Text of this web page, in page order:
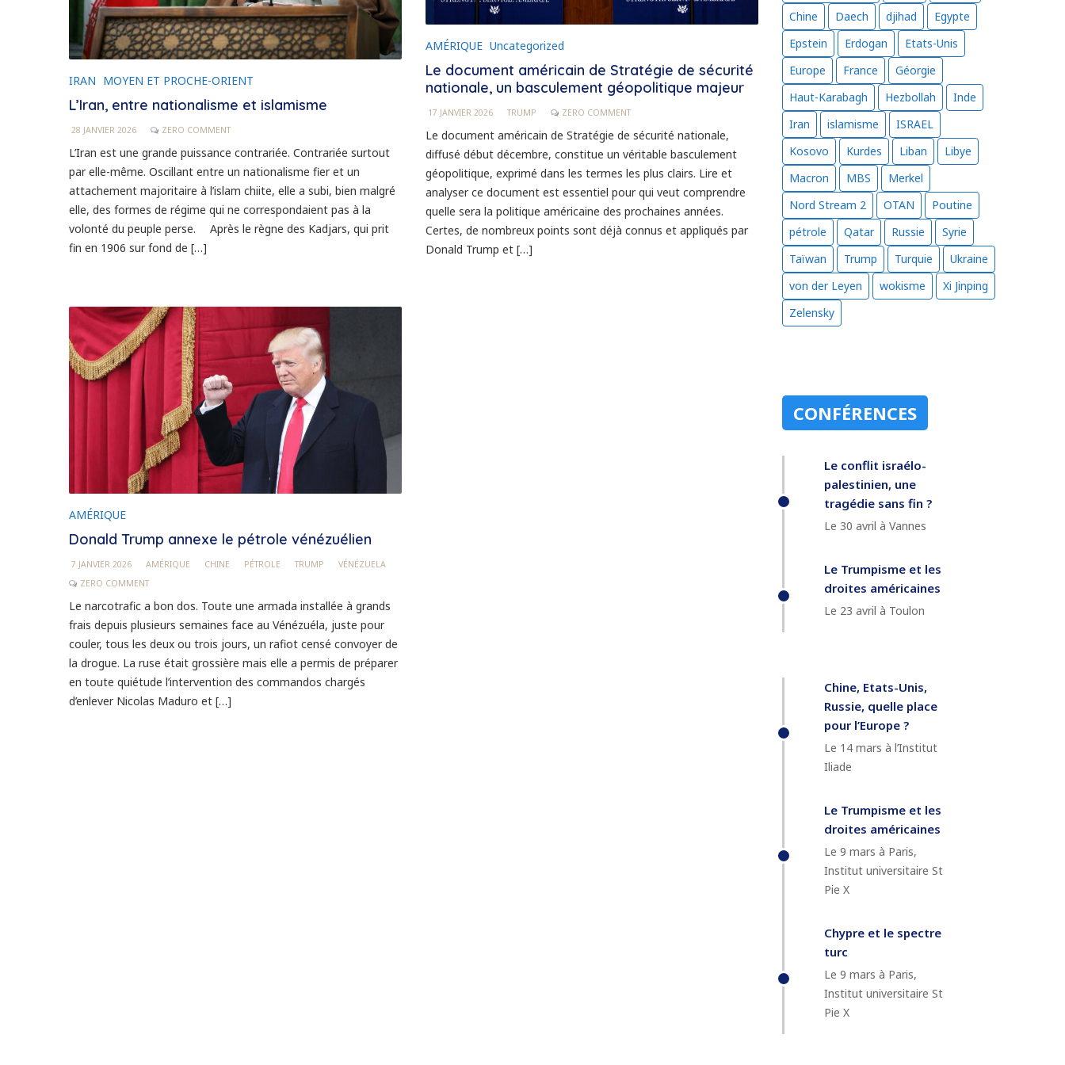
IRAN MOYEN ET PROCHE-ORIENT
L’Iran, entre nationalisme et islamisme
28 JANVIER 2026 ZERO COMMENT
L’Iran est une grande puissance contrariée. Contrariée surtout
par elle-même. Oscillant entre un nationalisme fier et un
attachement majoritaire à l’islam chiite, elle a subi, bien malgré
elle, des formes de régime qui ne correspondaient pas à la
volonté du peuple perse. Après le règne des Kadjars, qui prit
fin en 1906 sur fond de […]
AMÉRIQUE Uncategorized
Le document américain de Stratégie de sécurité
nationale, un basculement géopolitique majeur
17 JANVIER 2026 TRUMP ZERO COMMENT
Le document américain de Stratégie de sécurité nationale,
diffusé début décembre, constitue un véritable basculement
géopolitique, exprimé dans les termes les plus clairs. Lire et
analyser ce document est essentiel pour qui veut comprendre
quelle sera la politique américaine des prochaines années.
Certes, de nombreux points sont déjà connus et appliqués par
Donald Trump et […]
AMÉRIQUE
Donald Trump annexe le pétrole vénézuélien
7 JANVIER 2026 AMÉRIQUE CHINE PÉTROLE TRUMP
VÉNÉZUELA
ZERO COMMENT
Le narcotrafic a bon dos. Toute une armada installée à grands
frais depuis plusieurs semaines face au Vénézuéla, juste pour
couler, tous les deux ou trois jours, un rafiot censé convoyer de
la drogue. La ruse était grossière mais elle a permis de préparer
en toute quiétude l’intervention des commandos chargés
d’enlever Nicolas Maduro et […]
Chine
Daech djihad
Egypte
Epstein
Erdogan
Etats-Unis
Europe
France
Géorgie
Haut-Karabagh
Hezbollah
Inde
Iran
islamisme
ISRAEL
Kosovo
Kurdes Liban
Libye
Macron
MBS
Merkel
Nord Stream 2
OTAN
Poutine
pétrole
Qatar Russie
Syrie
Taïwan
Trump Turquie
Ukraine
von der Leyen
wokisme
Xi Jinping
Zelensky
CONFÉRENCES
Le conflit israélo-
palestinien, une
tragédie sans fin ?
Le 30 avril à Vannes
Le Trumpisme et les
droites américaines
Le 23 avril à Toulon
Chine, Etats-Unis,
Russie, quelle place
pour l’Europe ?
Le 14 mars à l’Institut
Iliade
Le Trumpisme et les
droites américaines
Le 9 mars à Paris,
Institut universitaire St
Pie X
Chypre et le spectre
turc
Le 9 mars à Paris,
Institut universitaire St
Pie X